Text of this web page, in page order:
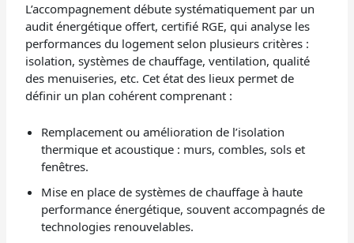
L’accompagnement débute systématiquement par un
audit énergétique offert, certifié RGE, qui analyse les
performances du logement selon plusieurs critères :
isolation, systèmes de chauffage, ventilation, qualité
des menuiseries, etc. Cet état des lieux permet de
définir un plan cohérent comprenant :
Remplacement ou amélioration de l’isolation
thermique et acoustique : murs, combles, sols et
fenêtres.
Mise en place de systèmes de chauffage à haute
performance énergétique, souvent accompagnés de
technologies renouvelables.